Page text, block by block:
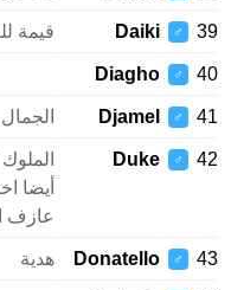
♂
Daiki قيمة للغاية
♂
Diagho
♂
Djamel الجمال
♂
Duke
الملوك
أيضا
عازف
♂
Donatello هدية